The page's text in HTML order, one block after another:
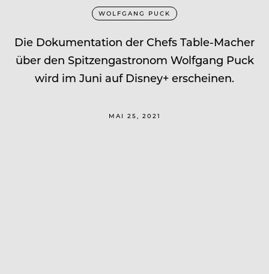
WOLFGANG PUCK
Die Dokumentation der Chefs Table-Macher
über den Spitzengastronom Wolfgang Puck
wird im Juni auf Disney+ erscheinen.
MAI 25, 2021